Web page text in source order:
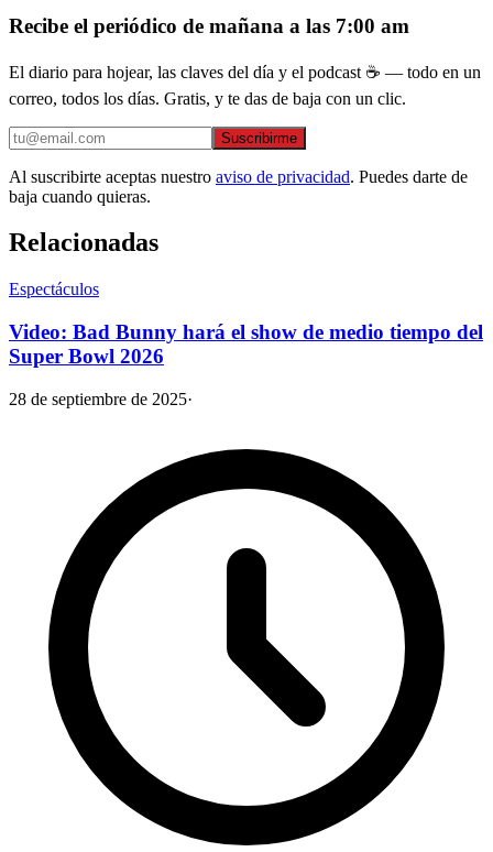
Recibe el periódico de mañana a las 7:00 am
El diario para hojear, las claves del día y el podcast ☕ — todo en un
correo, todos los días. Gratis, y te das de baja con un clic.
Suscribirme
Al suscribirte aceptas nuestro aviso de privacidad. Puedes darte de
baja cuando quieras.
Relacionadas
Espectáculos
Video: Bad Bunny hará el show de medio tiempo del
Super Bowl 2026
28 de septiembre de 2025·